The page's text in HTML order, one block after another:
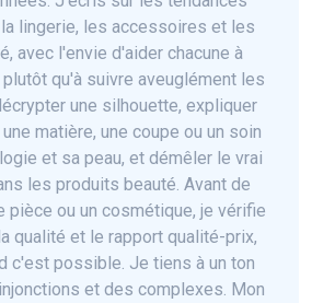
lingerie, les accessoires et les
avec l'envie d'aider chacune à
qu'à suivre aveuglément les
une silhouette, expliquer
matière, une coupe ou un soin
et sa peau, et démêler le vrai
les produits beauté. Avant de
pièce ou un cosmétique, je vérifie
qualité et le rapport qualité-prix,
c'est possible. Je tiens à un ton
et des complexes. Mon